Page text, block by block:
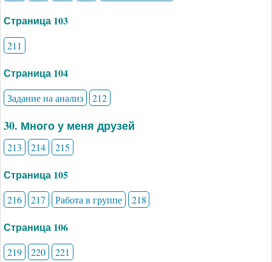
Страница 103
211
Страница 104
Задание на анализ 212
30. Много у меня друзей
213 214 215
Страница 105
216 217 Работа в группе 218
Страница 106
219 220 221